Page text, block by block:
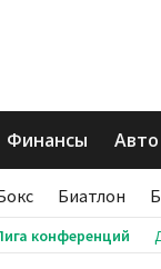
Финансы Авто
Биатлон
конференций